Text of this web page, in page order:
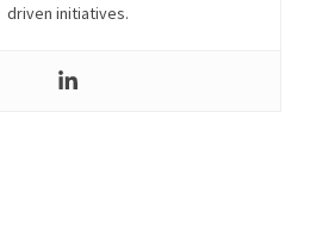
driven initiatives.